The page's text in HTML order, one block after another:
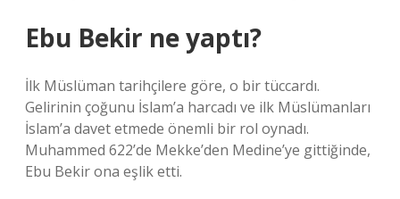
Ebu Bekir ne yaptı?
İlk Müslüman tarihçilere göre, o bir tüccardı.
Gelirinin çoğunu İslam’a harcadı ve ilk Müslümanları
İslam’a davet etmede önemli bir rol oynadı.
Muhammed 622’de Mekke’den Medine’ye gittiğinde,
Ebu Bekir ona eşlik etti.